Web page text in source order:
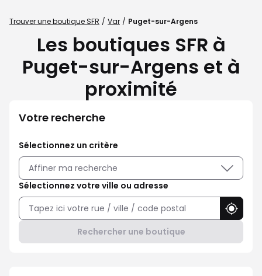
Trouver une boutique SFR Var Puget-sur-Argens
Les boutiques SFR à
Puget-sur-Argens et à
proximité
Votre recherche
Sélectionnez un critère
Affiner ma recherche
Sélectionnez votre ville ou adresse
Rechercher une boutique